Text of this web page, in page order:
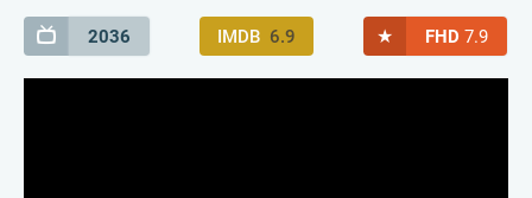
2036 IMDB 6.9 ★ FHD 7.9